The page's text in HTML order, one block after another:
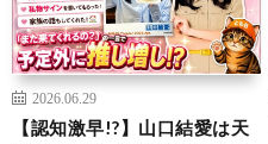
2026.06.29
【認知激早!?】山口結愛は天